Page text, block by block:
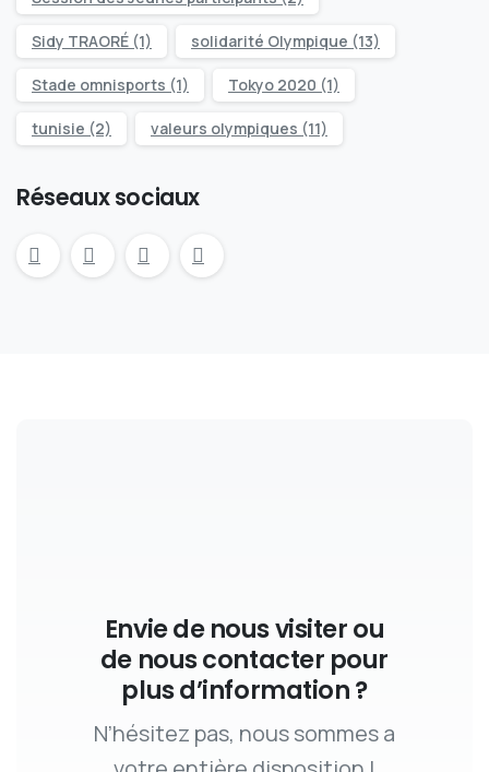
Sidy TRAORÉ (1) solidarité Olympique (13)
Stade omnisports (1) Tokyo 2020 (1)
tunisie (2) valeurs olympiques (11)
Réseaux sociaux
Envie de nous visiter ou
de nous contacter pour
plus d’information ?
N’hésitez pas, nous sommes a